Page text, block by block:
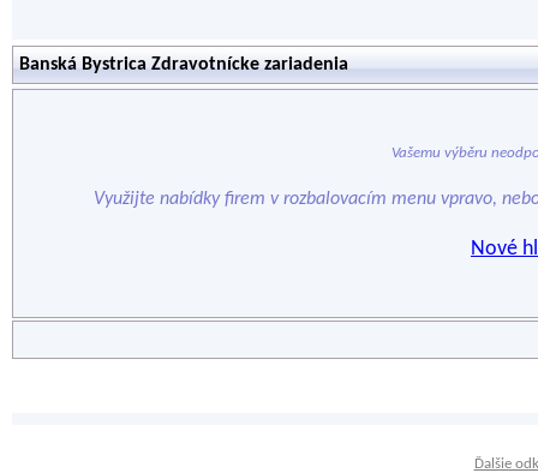
Banská Bystrica Zdravotnícke zariadenia
Vašemu výběru
Využijte nabídky firem v rozbalovacím menu vpravo,
Nové
Ďalšie